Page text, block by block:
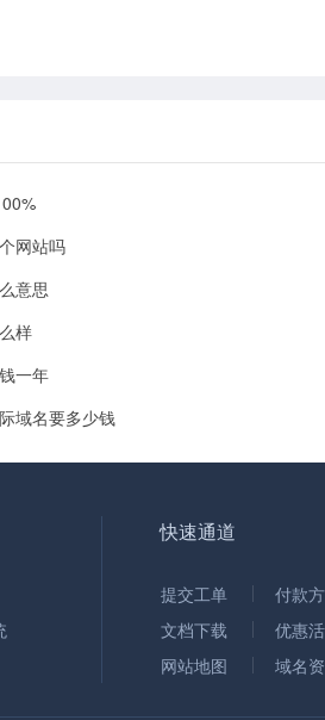
网站吗
意思
样
一年
域名要多少钱
快速通道
提交工单
付款
文档下载
优惠
网站地图
域名